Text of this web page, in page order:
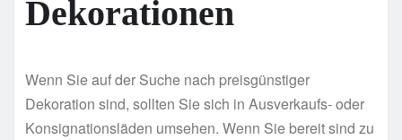
Dekorationen
Wenn Sie auf der Suche nach preisgünstiger
Dekoration sind, sollten Sie sich in Ausverkaufs- oder
Konsignationsläden umsehen. Wenn Sie bereit sind zu